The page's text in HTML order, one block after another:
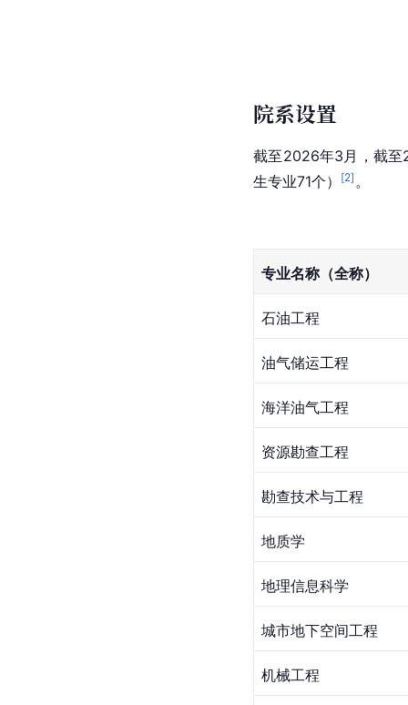
院系设置
截至2026年3月，截至
生专业71个）
[2] 。
专业名称（全称）
石油工程
油气储运工程
海洋油气工程
资源勘查工程
勘查技术与工程
地质学
地理信息科学
城市地下空间工程
机械工程